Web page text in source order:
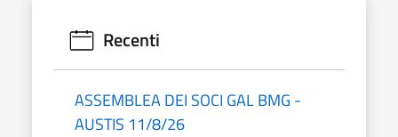
Recenti
ASSEMBLEA DEI SOCI GAL BMG -
AUSTIS 11/8/26